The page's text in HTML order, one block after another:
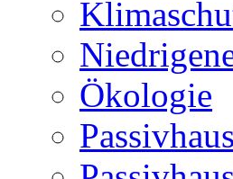
Ökologie
Passivhaus